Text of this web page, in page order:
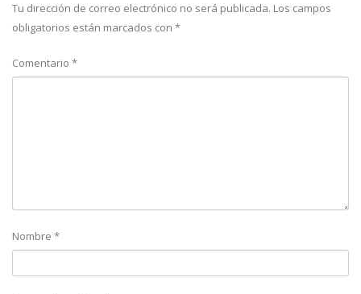
Tu dirección de correo electrónico no será publicada. Los campos
obligatorios están marcados con *
Comentario *
Nombre *